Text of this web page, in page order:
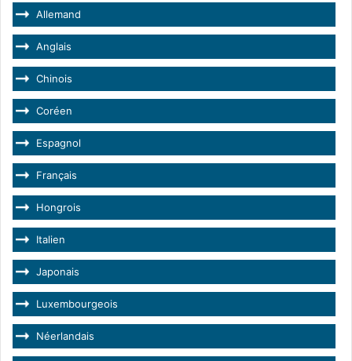
Allemand
Anglais
Chinois
Coréen
Espagnol
Français
Hongrois
Italien
Japonais
Luxembourgeois
Néerlandais